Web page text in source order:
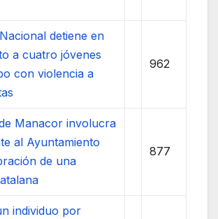
detiene en
a cuatro jóvenes
con violencia a
962
Manacor involucra
al Ayuntamiento
de una
877
individuo por